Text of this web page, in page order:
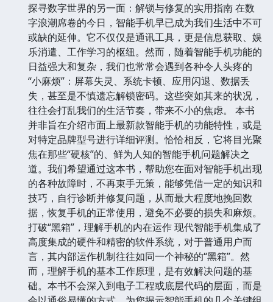
探寻数字世界的另一面：解锁与修复的实用指南 在数
字浪潮席卷的今日，智能手机早已成为我们生活中不可
或缺的延伸。它不仅仅是通讯工具，更是信息获取、娱
乐消遣、工作学习的枢纽。然而，随着智能手机功能的
日益强大和复杂，我们也常常会遇到各种令人头疼的
“小麻烦”：屏幕失灵、系统卡顿、应用闪退、数据丢
失，甚至是不慎遗忘解锁密码。这些突如其来的状况，
往往会打乱我们的生活节奏，带来不小的焦虑。 本书
并非旨在介绍市面上最新款智能手机的功能特性，或是
对特定品牌型号进行详细评测。恰恰相反，它将目光聚
焦在那些“硬核”的、鲜为人知的智能手机问题解决之
道。我们希望通过这本书，帮助您在面对智能手机出现
的各种故障时，不再束手无策，能够凭借一定的知识和
技巧，自行诊断并修复问题，从而最大程度地挽回数
据，恢复手机的正常使用，避免不必要的损失和麻烦。
打破“黑箱”，理解手机的内在运作 现代智能手机集成了
高度集成的硬件和精密的软件系统，对于普通用户而
言，其内部运作机制往往如同一个神秘的“黑箱”。然
而，理解手机的基本工作原理，是有效解决问题的基
础。本书不会深入到电子工程或底层代码的层面，而是